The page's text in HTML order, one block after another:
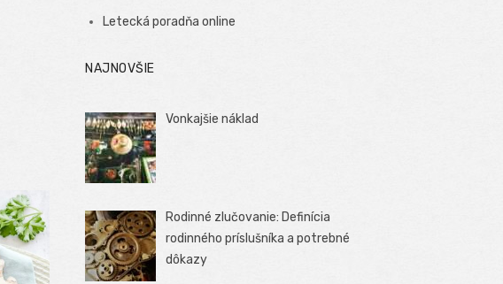
Letecká poradňa online
NAJNOVŠIE
Vonkajšie náklad
Rodinné zlučovanie: Definícia
rodinného príslušníka a potrebné
dôkazy